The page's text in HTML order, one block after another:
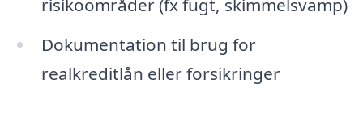
Dokumentation til brug for
realkreditlån eller forsikringer